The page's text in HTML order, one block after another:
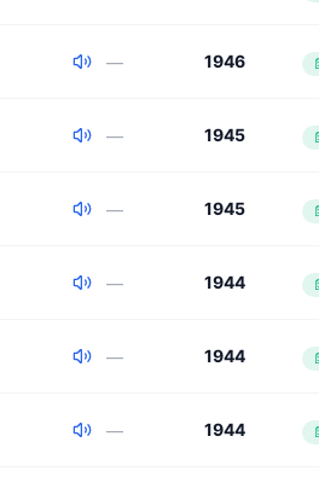
— 1946
— 1945
— 1945
— 1944
— 1944
— 1944